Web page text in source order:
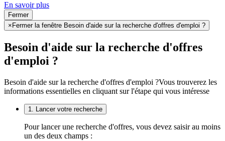
En savoir plus
Fermer
× Fermer la fenêtre Besoin d'aide sur la recherche d'offres d'emploi ?
Besoin d'aide sur la recherche d'offres
d'emploi ?
Besoin d'aide sur la recherche d'offres d'emploi ?Vous trouverez les
informations essentielles en cliquant sur l'étape qui vous intéresse
1. Lancer votre recherche
Pour lancer une recherche d'offres, vous devez saisir au moins
un des deux champs :